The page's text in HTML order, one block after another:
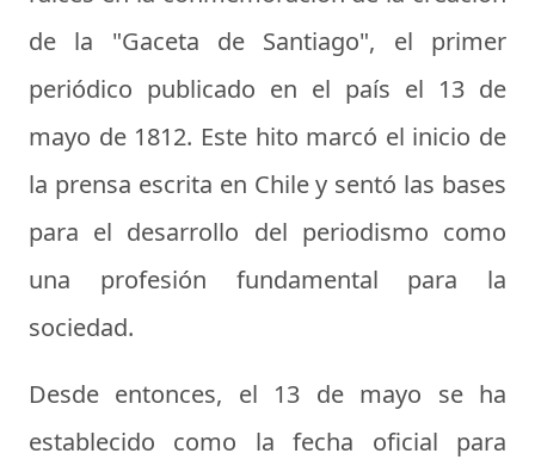
de la "Gaceta de Santiago", el primer
periódico publicado en el país el 13 de
mayo de 1812. Este hito marcó el inicio de
la prensa escrita en Chile y sentó las bases
para el desarrollo del periodismo como
una profesión fundamental para la
sociedad.
Desde entonces, el 13 de mayo se ha
establecido como la fecha oficial para